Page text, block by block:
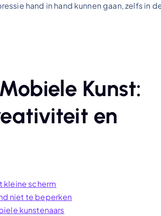
hand in hand kunnen gaan, zelfs in
Kunst:
en
kleine scherm
niet te beperken
kunstenaars